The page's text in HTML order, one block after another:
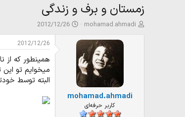
زمستان و برف و زندگی
ش
mohamad.ahmadi
ت
ع
2012/12/26
mohamad.ahmadi
کاربر حرفه‌ای
2012/12/26
همینطور که
میخوایم تو
البته توسط